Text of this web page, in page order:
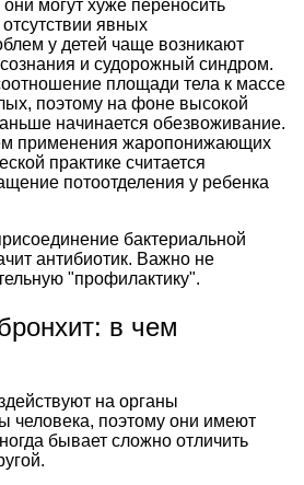
они могут хуже переносить
явных
у детей чаще возникают
и судорожный синдром.
площади тела к массе
поэтому на фоне высокой
начинается обезвоживание.
применения жаропонижающих
практике считается
потоотделения у ребенка
бактериальной
антибиотик. Важно не
"профилактику".
в чем
на органы
человека, поэтому они имеют
бывает сложно отличить